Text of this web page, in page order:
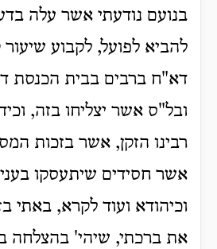
בנועם נודעתי אשר עלה
להביא לפועל, לקבוע שיעור
דא"ח ברבים בבית הכנסת
ובל"ס אשר יצליחו בזה,
רבינו הזקן, אשר בזכות
אשר חסידים שיתעסקו
וכיהודא ועוד לקרא, באתי
את ברכתי, שיהי' בהצלחה